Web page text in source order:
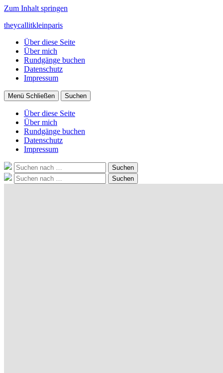
Zum Inhalt springen
theycallitkleinparis
Über diese Seite
Über mich
Rundgänge buchen
Datenschutz
Impressum
Menü Schließen Suchen
Über diese Seite
Über mich
Rundgänge buchen
Datenschutz
Impressum
Suche
nach:
Suchen
Suche
nach:
Suchen